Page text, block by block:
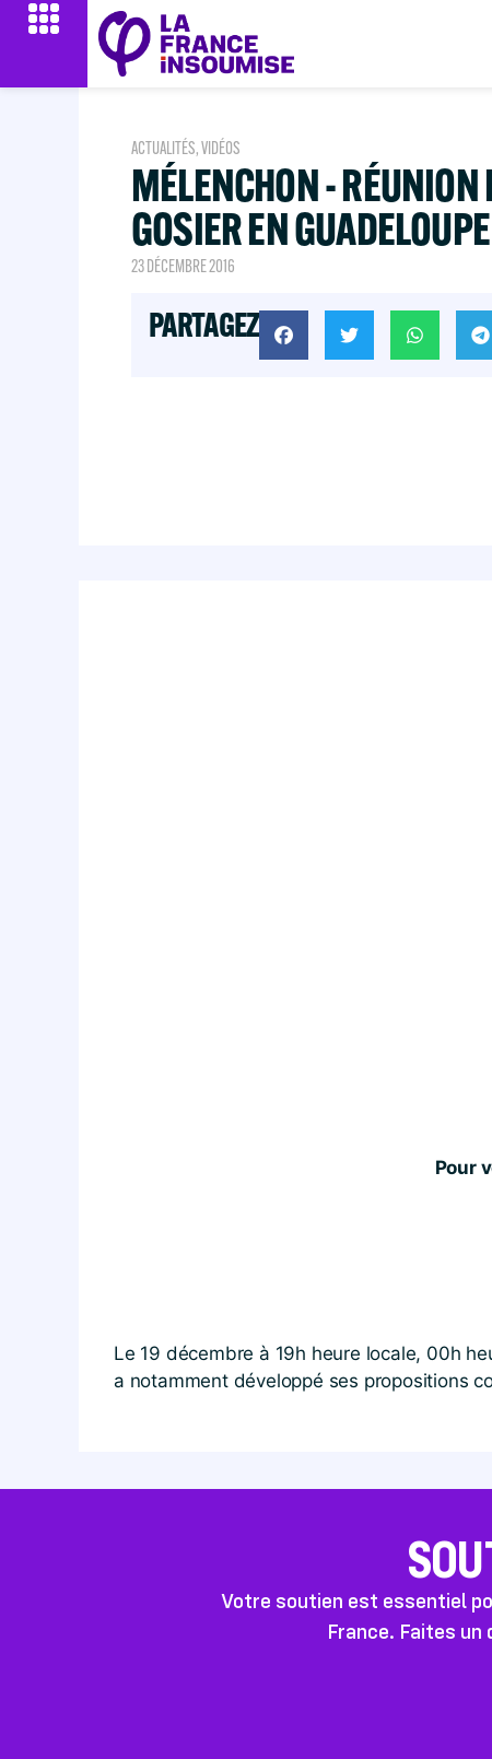
ACTUALITÉS,VIDÉOS
MÉLENCHON - RÉUNION
GOSIER EN GUADELOUPE
23 DÉCEMBRE 2016
PARTAGEZ
Pour
Le 19 décembre à 19h heure locale, 00h
a notamment développé ses propositions
Votre soutien est essentiel
France. Faites